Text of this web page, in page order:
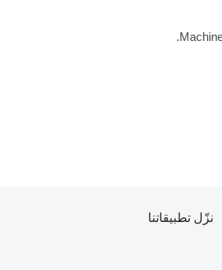
نزّل تطبيقاتنا